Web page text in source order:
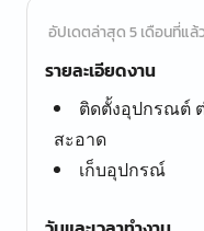
อัปเดตล่าสุด 5 เดือนที่แล้
รายละเอียดงาน
ติดตั้งอุปกรณต์
สะอาด
เก็บอุปกรณ์